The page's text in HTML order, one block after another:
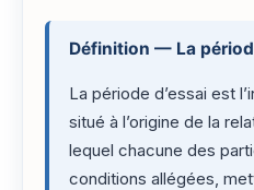
Définition — La
La période d’essai est
situé à l’origine de la
lequel chacune des
conditions allégées,